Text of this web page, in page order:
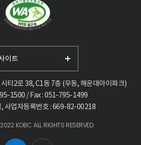
티2로 38, C1동 7층 (우동, 해운대아이파크)
1500 / Fax : 051-795-1499
, 사업자등록번호 : 669-82-00218
KOBC ALL RIGHTS RESERVED.
이트